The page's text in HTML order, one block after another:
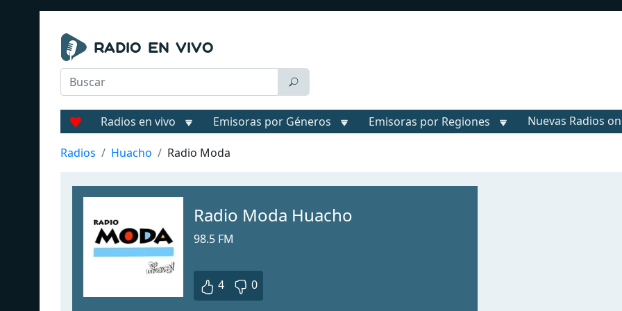
Radios en vivo Emisoras por Géneros Emisoras por Regiones Nuevas Radios
Radios Huacho Radio Moda
Radio Moda Huacho
98.5 FM
4 0